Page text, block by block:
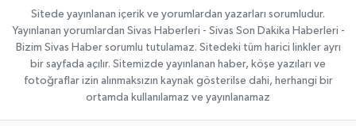
Sitede yayınlanan içerik ve yorumlardan yazarları sorumludur.
Yayınlanan yorumlardan Sivas Haberleri - Sivas Son Dakika Haberleri -
Bizim Sivas Haber sorumlu tutulamaz. Sitedeki tüm harici linkler ayrı
bir sayfada açılır. Sitemizde yayınlanan haber, köşe yazıları ve
fotoğraflar izin alınmaksızın kaynak gösterilse dahi, herhangi bir
ortamda kullanılamaz ve yayınlanamaz